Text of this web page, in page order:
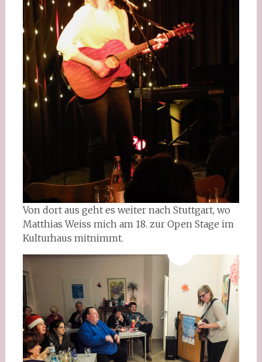
Von dort aus geht es weiter nach Stuttgart, wo
Matthias Weiss mich am 18. zur Open Stage im
Kulturhaus mitnimmt.